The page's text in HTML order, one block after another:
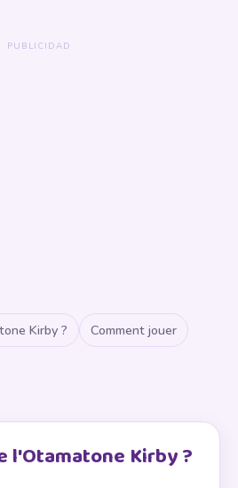
Kirby ?
Comment jouer
l'Otamatone Kirby ?